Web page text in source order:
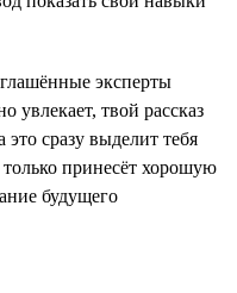
эксперты
увлекает, твой рассказ
сразу выделит тебя
принесёт хорошую
будущего